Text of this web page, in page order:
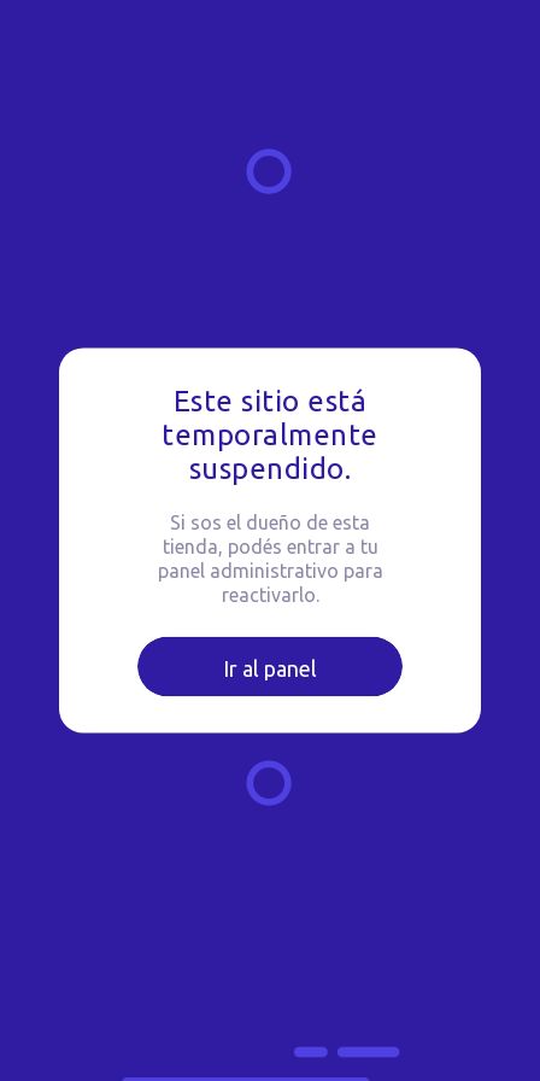
Este sitio está
temporalmente
suspendido.
Si sos el dueño de esta
tienda, podés entrar a tu
panel administrativo para
reactivarlo.
Ir al panel